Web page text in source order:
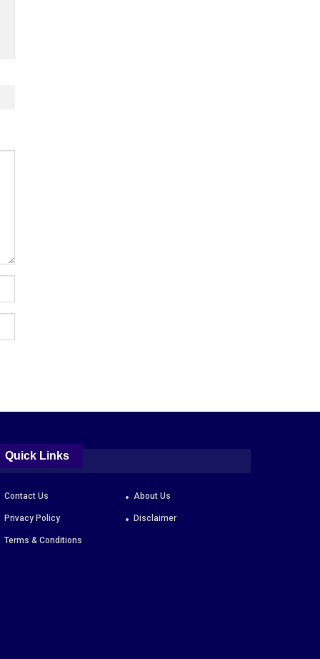
Quick Links
Contact Us About Us
Privacy Policy Disclaimer
Terms & Conditions